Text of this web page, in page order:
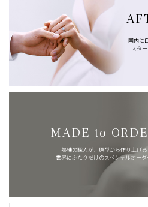
国内に
スタ
MADE to
熟練の職人が、原型から作り上げる
世界にふたりだけのスペシャルオーダ